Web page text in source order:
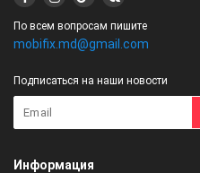
По всем вопросам пишите
mobifix.md@gmail.com
Подписаться на наши новости
Информация